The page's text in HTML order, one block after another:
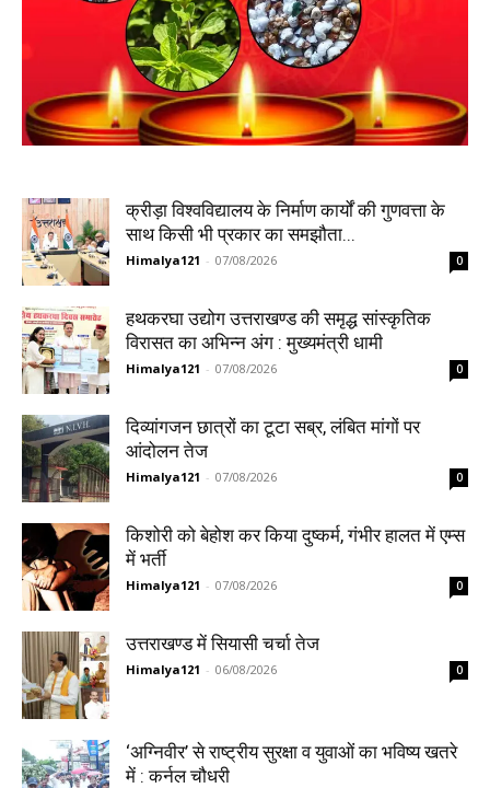
क्रीड़ा विश्वविद्यालय के निर्माण कार्यों की गुणवत्ता के
साथ किसी भी प्रकार का समझौता...
Himalya121 - 07/08/2026 0
हथकरघा उद्योग उत्तराखण्ड की समृद्ध सांस्कृतिक
विरासत का अभिन्न अंग : मुख्यमंत्री धामी
Himalya121 - 07/08/2026 0
दिव्यांगजन छात्रों का टूटा सब्र, लंबित मांगों पर
आंदोलन तेज
Himalya121 - 07/08/2026 0
किशोरी को बेहोश कर किया दुष्कर्म, गंभीर हालत में एम्स
में भर्ती
Himalya121 - 07/08/2026 0
उत्तराखण्ड में सियासी चर्चा तेज
Himalya121 - 06/08/2026 0
‘अग्निवीर’ से राष्ट्रीय सुरक्षा व युवाओं का भविष्य खतरे
में : कर्नल चौधरी